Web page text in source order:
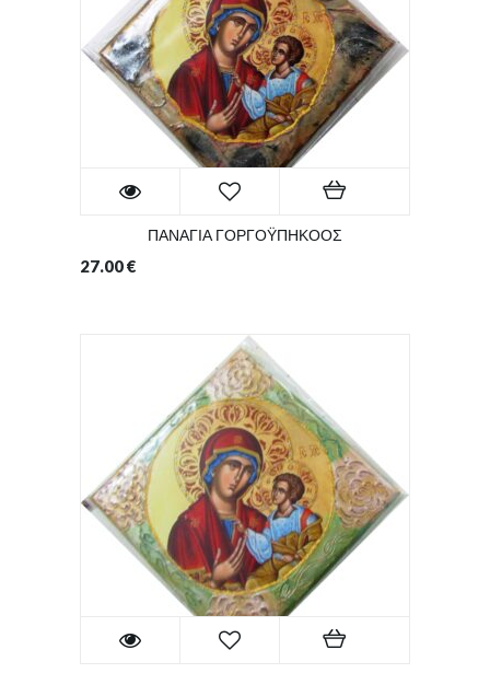
ΠΑΝΑΓΙΑ ΓΟΡΓΟΫΠΗΚΟΟΣ
27.00€